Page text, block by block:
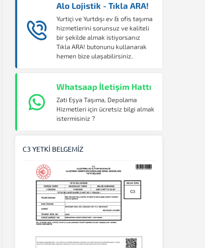
Alo Lojistik - Tıkla ARA!
Yurtiçi ve Yurtdışı ev & ofis taşıma
hizmetlerini sorunsuz ve kaliteli
bir şekilde almak istiyorsanız
Tıkla ARA! butonunu kullanarak
hemen bize ulaşabilirsiniz.
Whatsaap İletişim Hattı
Zati Eşya Taşıma, Depolama
Hizmetleri için ücretsiz bilgi almak
istermisiniz ?
C3 YETKİ BELGEMİZ